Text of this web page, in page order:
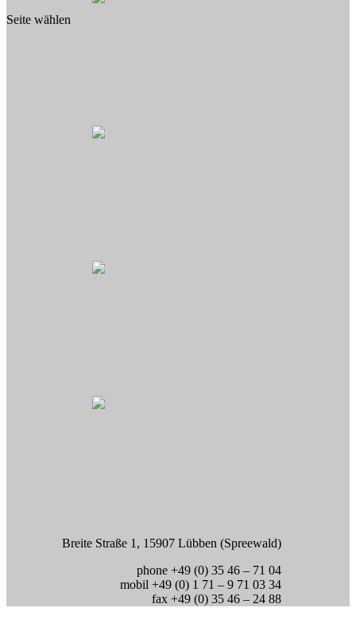
Seite wählen
Breite Straße 1, 15907 Lübben (Spreewald)
phone +49 (0) 35 46 – 71 04
mobil +49 (0) 1 71 – 9 71 03 34
fax +49 (0) 35 46 – 24 88